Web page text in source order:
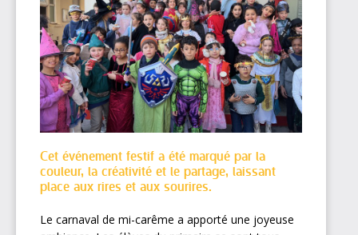
Cet événement festif a été marqué par la
couleur, la créativité et le partage, laissant
place aux rires et aux sourires.
Le carnaval de mi-carême a apporté une joyeuse